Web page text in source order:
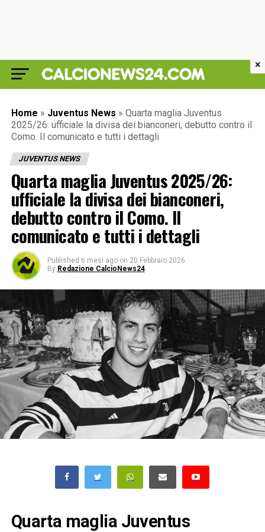
Home » Juventus News » Quarta maglia Juventus
2025/26: ufficiale la divisa dei bianconeri, debutto contro il
Como. Il comunicato e tutti i dettagli
JUVENTUS NEWS
Quarta maglia Juventus 2025/26:
ufficiale la divisa dei bianconeri,
debutto contro il Como. Il
comunicato e tutti i dettagli
Published 6 mesi ago on 20 Febbraio 2026
By Redazione CalcioNews24
Quarta maglia Juventus
×